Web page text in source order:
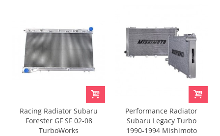
Racing Radiator Subaru
Forester GF SF 02-08
TurboWorks
Performance Radiator
Subaru Legacy Turbo
1990-1994 Mishimoto